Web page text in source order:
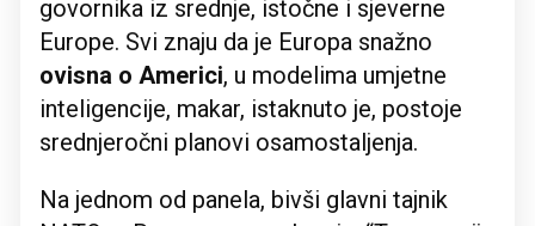
govornika iz srednje, istočne i sjeverne
Europe. Svi znaju da je Europa snažno
ovisna o Americi, u modelima umjetne
inteligencije, makar, istaknuto je, postoje
srednjeročni planovi osamostaljenja.
Na jednom od panela, bivši glavni tajnik